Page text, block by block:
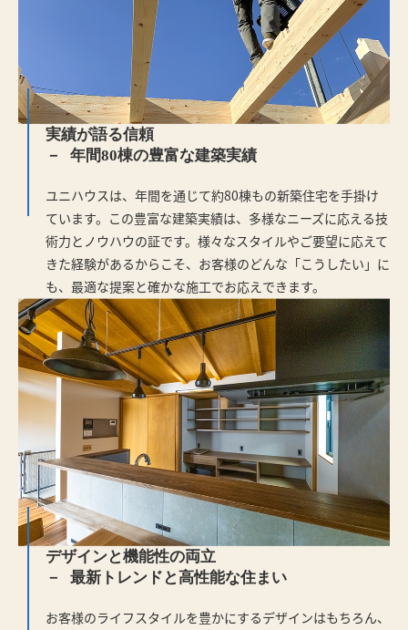
実績が語る信頼
年間80棟の豊富な建築実績
ユニハウスは、年間を通じて約80棟もの新築住宅を手掛け
ています。この豊富な建築実績は、多様なニーズに応える技
術力とノウハウの証です。様々なスタイルやご要望に応えて
きた経験があるからこそ、お客様のどんな「こうしたい」に
も、最適な提案と確かな施工でお応えできます。
デザインと機能性の両立
最新トレンドと高性能な住まい
お客様のライフスタイルを豊かにするデザインはもちろん、